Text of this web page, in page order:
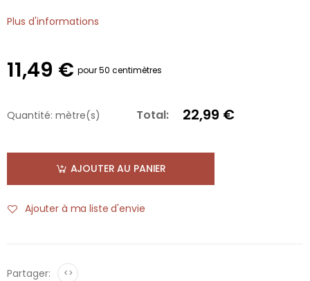
Plus d'informations
11,49 € pour 50 centimètres
Quantité: mètre(s) Total: 22,99 €
AJOUTER AU PANIER
Ajouter à ma liste d'envie
Partager: <>